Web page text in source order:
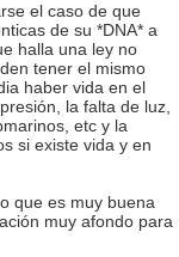
el caso de que
de su *DNA* a
halla una ley no
tener el mismo
haber vida en el
la falta de luz,
etc y la
si existe vida y en
que es muy buena
muy afondo para